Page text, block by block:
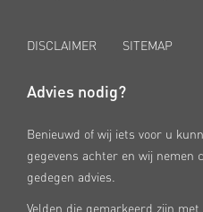
DISCLAIMER SITEMAP
Advies nodig?
Benieuwd of wij iets voor u
gegevens achter en wij nemen
gedegen advies.
Velden die gemarkeerd zijn met